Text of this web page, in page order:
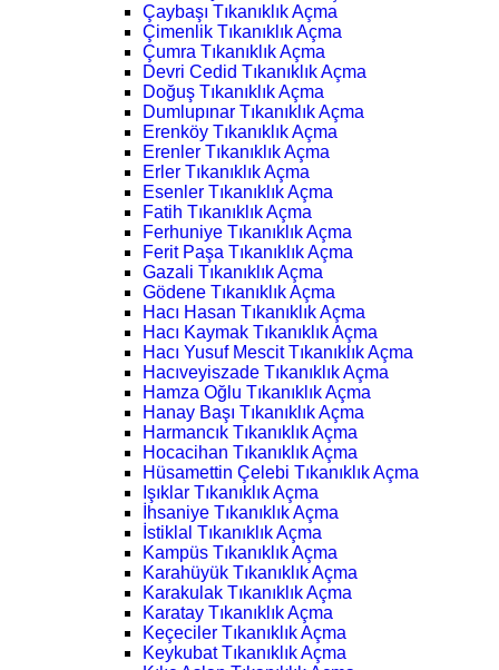
Çaybaşı Tıkanıklık Açma
Çimenlik Tıkanıklık Açma
Çumra Tıkanıklık Açma
Devri Cedid Tıkanıklık Açma
Doğuş Tıkanıklık Açma
Dumlupınar Tıkanıklık Açma
Erenköy Tıkanıklık Açma
Erenler Tıkanıklık Açma
Erler Tıkanıklık Açma
Esenler Tıkanıklık Açma
Fatih Tıkanıklık Açma
Ferhuniye Tıkanıklık Açma
Ferit Paşa Tıkanıklık Açma
Gazali Tıkanıklık Açma
Gödene Tıkanıklık Açma
Hacı Hasan Tıkanıklık Açma
Hacı Kaymak Tıkanıklık Açma
Hacı Yusuf Mescit Tıkanıklık Açma
Hacıveyiszade Tıkanıklık Açma
Hamza Oğlu Tıkanıklık Açma
Hanay Başı Tıkanıklık Açma
Harmancık Tıkanıklık Açma
Hocacihan Tıkanıklık Açma
Hüsamettin Çelebi Tıkanıklık Açma
Işıklar Tıkanıklık Açma
İhsaniye Tıkanıklık Açma
İstiklal Tıkanıklık Açma
Kampüs Tıkanıklık Açma
Karahüyük Tıkanıklık Açma
Karakulak Tıkanıklık Açma
Karatay Tıkanıklık Açma
Keçeciler Tıkanıklık Açma
Keykubat Tıkanıklık Açma